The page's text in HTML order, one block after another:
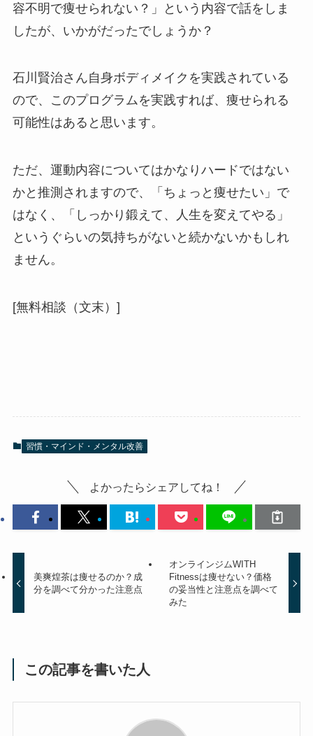
容不明で痩せられない？」という内容で話をしま
したが、いかがだったでしょうか？
石川賢治さん自身ボディメイクを実践されている
ので、このプログラムを実践すれば、痩せられる
可能性はあると思います。
ただ、運動内容についてはかなりハードではない
かと推測されますので、「ちょっと痩せたい」で
はなく、「しっかり鍛えて、人生を変えてやる」
というぐらいの気持ちがないと続かないかもしれ
ません。
[無料相談（文末）]
習慣・マインド・メンタル改善
よかったらシェアしてね！
美爽煌茶は痩せるのか？成
分を調べて分かった注意点
オンラインジムWITH
Fitnessは痩せない？価格
の妥当性と注意点を調べて
みた
この記事を書いた人